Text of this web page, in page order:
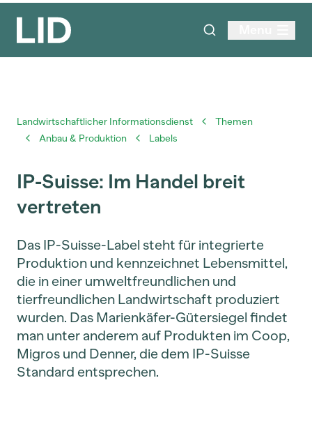
Landwirtschaftlicher Informationsdienst
Themen
Anbau & Produktion
Labels
IP-Suisse: Im Handel breit
vertreten
Das IP-Suisse-Label steht für integrierte
Produktion und kennzeichnet Lebensmittel,
die in einer umweltfreundlichen und
tierfreundlichen Landwirtschaft produziert
wurden. Das Marienkäfer-Gütersiegel findet
man unter anderem auf Produkten im Coop,
Migros und Denner, die dem IP-Suisse
Standard entsprechen.